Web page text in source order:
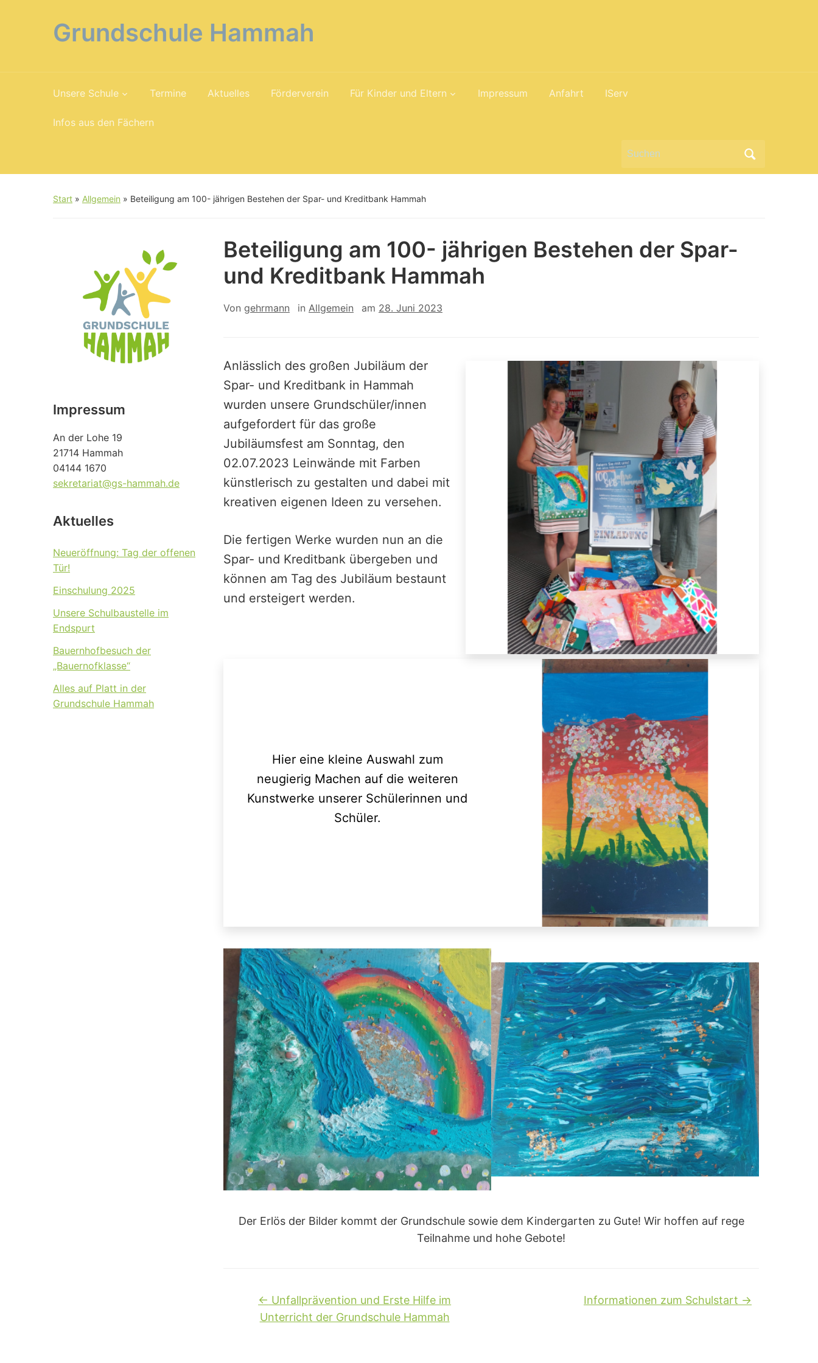
Grundschule Hammah
Unsere Schule Termine Aktuelles Förderverein Für Kinder und Eltern Impressum Anfahrt IServ
Infos aus den Fächern
Search
Start » Allgemein » Beteiligung am 100- jährigen Bestehen der Spar- und Kreditbank Hammah
Impressum
An der Lohe 19
21714 Hammah
04144 1670
sekretariat@gs-hammah.de
Aktuelles
Neueröffnung: Tag der offenen
Tür!
Einschulung 2025
Unsere Schulbaustelle im
Endspurt
Bauernhofbesuch der
„Bauernofklasse“
Alles auf Platt in der
Grundschule Hammah
Beteiligung am 100- jährigen Bestehen der Spar-
und Kreditbank Hammah
Von gehrmann in Allgemein am 28. Juni 2023
Anlässlich des großen Jubiläum der
Spar- und Kreditbank in Hammah
wurden unsere Grundschüler/innen
aufgefordert für das große
Jubiläumsfest am Sonntag, den
02.07.2023 Leinwände mit Farben
künstlerisch zu gestalten und dabei mit
kreativen eigenen Ideen zu versehen.
Die fertigen Werke wurden nun an die
Spar- und Kreditbank übergeben und
können am Tag des Jubiläum bestaunt
und ersteigert werden.
Hier eine kleine Auswahl zum
neugierig Machen auf die weiteren
Kunstwerke unserer Schülerinnen und
Schüler.
Der Erlös der Bilder kommt der Grundschule sowie dem Kindergarten zu Gute! Wir hoffen auf rege
Teilnahme und hohe Gebote!
← Unfallprävention und Erste Hilfe im
Unterricht der Grundschule Hammah
Informationen zum Schulstart →